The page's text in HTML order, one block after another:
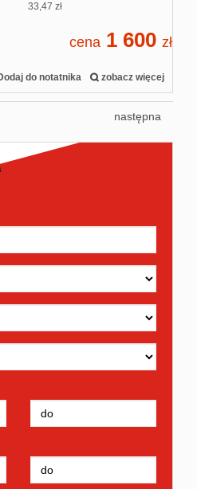
33,47 zł
cena 1 600 zł
do notatnika zobacz więcej
następna